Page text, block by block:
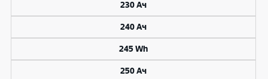
230 Ач
240 Ач
245 Wh
250 Ач